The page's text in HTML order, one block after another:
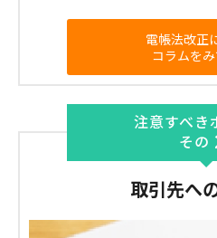
電帳法改正
コラムを
注意すべき
その
取引先へ